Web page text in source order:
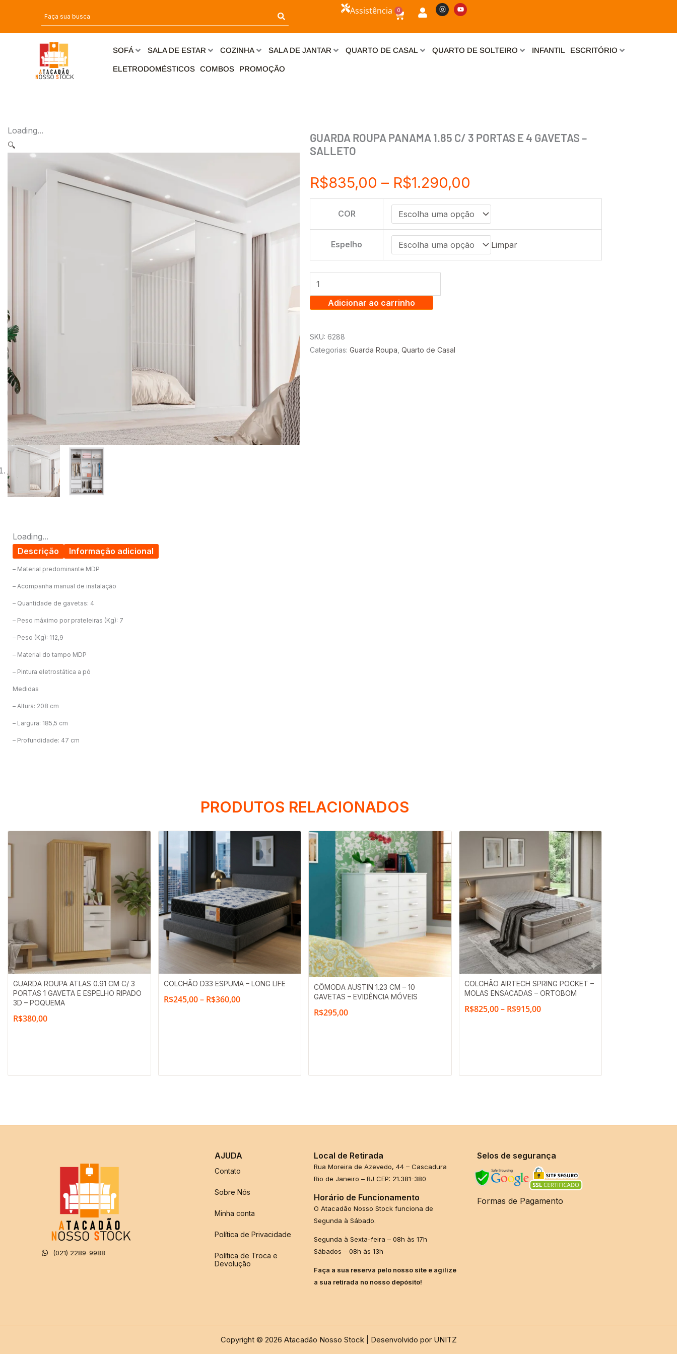
o
Assistência 0
Carrinho
I
n
s
a
Y
o
u
SOFÁ SALA DE ESTAR COZINHA SALA DE JANTAR QUARTO DE CASAL QUARTO DE SOLTEIRO INFANTIL ESCRITÓRIO
ELETRODOMÉSTICOS COMBOS PROMOÇÃO
Loading...
🔍
GUARDA ROUPA PANAMA 1.85 C/ 3 PORTAS E 4 GAVETAS –
SALLETO
R$835,00 – R$1.290,00
de
preço:
R$835,00
COR
Espelho Limpar
GUARDA
ROUPA
PANAMA
C/
PORTASAdicionar ao carrinho
SKU: 6288
Categorias: Guarda Roupa Quarto de Casal
Loading...
Descrição
Informação adicional
– Material predominante MDP
– Acompanha manual de instalação
– Quantidade de gavetas: 4
– Peso máximo por prateleiras (Kg): 7
– Peso (Kg): 112,9
– Material do tampo MDP
– Pintura eletrostática a pó
Medidas
– Altura: 208 cm
– Largura: 185,5 cm
– Profundidade: 47 cm
PRODUTOS RELACIONADOS
GUARDA ROUPA ATLAS 0.91 CM C/ 3
PORTAS 1 GAVETA E ESPELHO RIPADO
3D – POQUEMA
R$380,00
COLCHÃO D33 ESPUMA – LONG LIFE
R$245,00 – R$360,00
Faixa
de
CÔMODA AUSTIN 1.23 CM – 10
GAVETAS – EVIDÊNCIA MÓVEIS
R$295,00
COLCHÃO AIRTECH SPRING POCKET –
MOLAS ENSACADAS – ORTOBOM
R$825,00 – R$915,00
Faixa
de
preço:
(021) 2289-9988
AJUDA
Contato
Sobre Nós
Minha conta
Política de Privacidade
Política de Troca e
Devolução
Local de Retirada
Rua Moreira de Azevedo, 44 – Cascadura
Rio de Janeiro – RJ CEP: 21.381-380
Horário de Funcionamento
O Atacadão Nosso Stock funciona de
Segunda à Sábado.
Segunda à Sexta-feira – 08h às 17h
Sábados – 08h às 13h
Faça a sua reserva pelo nosso site e agilize
a sua retirada no nosso depósito!
Selos de segurança
Formas de Pagamento
Copyright © 2026 Atacadão Nosso Stock | Desenvolvido por UNITZ